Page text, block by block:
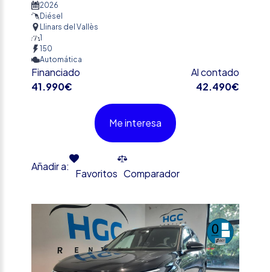
2026
Diésel
Llinars del Vallès
1
150
Automática
Financiado
41.990€
Al contado
42.490€
Me interesa
Añadir a:
Favoritos Comparador